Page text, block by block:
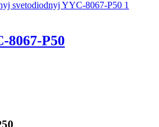
8067-P50